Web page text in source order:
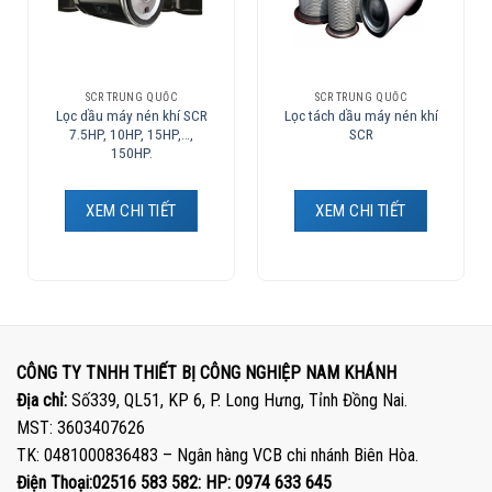
SCR TRUNG QUỐC
Lọc dầu máy nén khí SCR
7.5HP, 10HP, 15HP,…,
150HP.
XEM CHI TIẾT
SCR TRUNG QUỐC
Lọc tách dầu máy nén khí
SCR
XEM CHI TIẾT
CÔNG TY TNHH THIẾT BỊ CÔNG NGHIỆP NAM KHÁNH
Địa chỉ: Số339, QL51, KP 6, P. Long Hưng, Tỉnh Đồng Nai.
MST: 3603407626
TK: 0481000836483 – Ngân hàng VCB chi nhánh Biên Hòa.
Điện Thoại:02516 583 582: HP: 0974 633 645